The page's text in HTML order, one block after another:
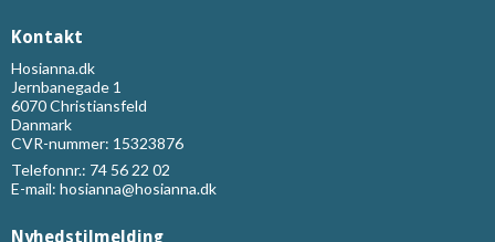
Kontakt
Hosianna.dk
Jernbanegade 1
6070 Christiansfeld
Danmark
CVR-nummer: 15323876
Telefonnr.: 74 56 22 02
E-mail: hosianna@hosianna.dk
Nyhedstilmelding